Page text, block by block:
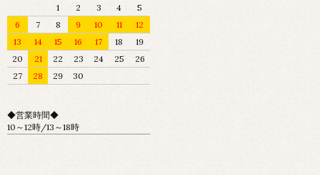
1
2 3 4
5
6
7 8 9 10 11
12
13
14 15 16 17 18
19
20
21 22 23 24 25
26
27
28 29 30
◆営業時間◆
10～12時/13～18時